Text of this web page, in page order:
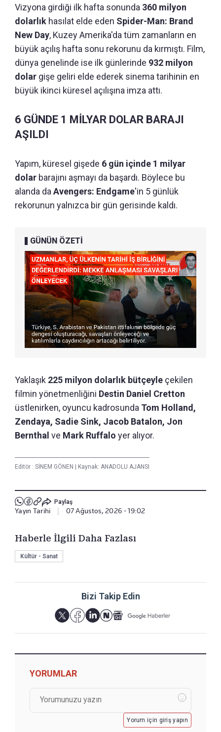
Vizyona girdiği ilk hafta sonunda 360 milyon
dolarlık hasılat elde eden Spider-Man: Brand
New Day, Kuzey Amerika'da tüm zamanların en
büyük açılış hafta sonu rekorunu da kırmıştı. Film,
dünya genelinde ise ilk günlerinde 932 milyon
dolar gişe geliri elde ederek sinema tarihinin en
büyük ikinci küresel açılışına imza attı.
6 GÜNDE 1 MİLYAR DOLAR BARAJI
AŞILDI
Yapım, küresel gişede 6 gün içinde 1 milyar
dolar barajını aşmayı da başardı. Böylece bu
alanda da Avengers: Endgame'in 5 günlük
rekorunun yalnızca bir gün gerisinde kaldı.
GÜNÜN ÖZETİ
Yaklaşık 225 milyon dolarlık bütçeyle çekilen
filmin yönetmenliğini Destin Daniel Cretton
üstlenirken, oyuncu kadrosunda Tom Holland,
Zendaya, Sadie Sink, Jacob Batalon, Jon
Bernthal ve Mark Ruffalo yer alıyor.
Editör : SİNEM GÖNEN | Kaynak: ANADOLU AJANSI
Paylaş
Yayın Tarihi 07 Ağustos, 2026 - 19:02
Haberle İlgili Daha Fazlası
Kültür - Sanat
Bizi Takip Edin
YORUMLAR
Yorum için giriş yapın